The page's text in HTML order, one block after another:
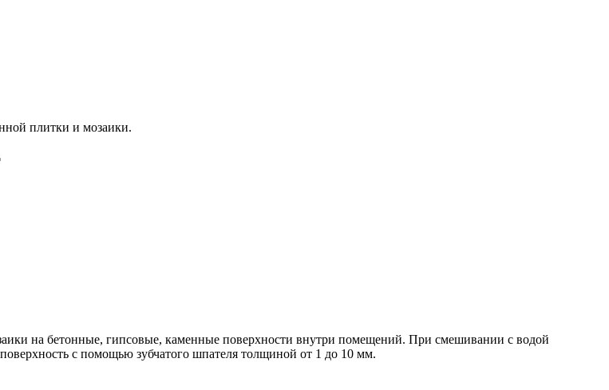
плитки и мозаики.
на бетонные, гипсовые, каменные поверхности внутри помещений. При смешивании с водой
с помощью зубчатого шпателя толщиной от 1 до 10 мм.